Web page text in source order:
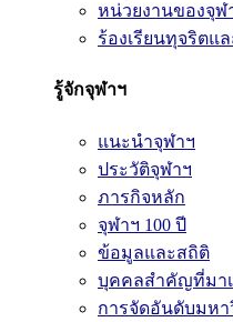
หน่วยงานของจุฬ
ร้องเรียนทุจริตแ
รู้จักจุฬาฯ
แนะนำจุฬาฯ
ประวัติจุฬาฯ
ภารกิจหลัก
จุฬาฯ 100 ปี
ข้อมูลและสถิติ
บุคคลสำคัญที่มา
การจัดอันดับมหา